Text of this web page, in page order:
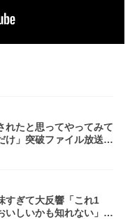
れたと思ってやってみて
け」突破ファイル放送で
すぎて大反響「これ1
いしいかも知れない」